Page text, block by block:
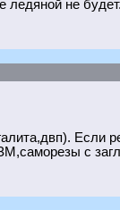
ледяной не
Если
с